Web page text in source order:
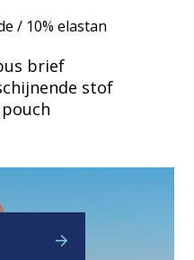
/ 10% elastan
brief
stof